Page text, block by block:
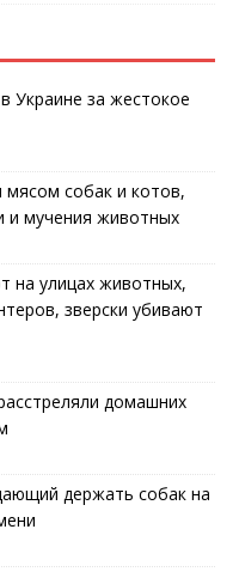
Украине за жестокое
мясом собак и котов,
и мучения животных
на улицах животных,
зверски убивают
домашних
держать собак на